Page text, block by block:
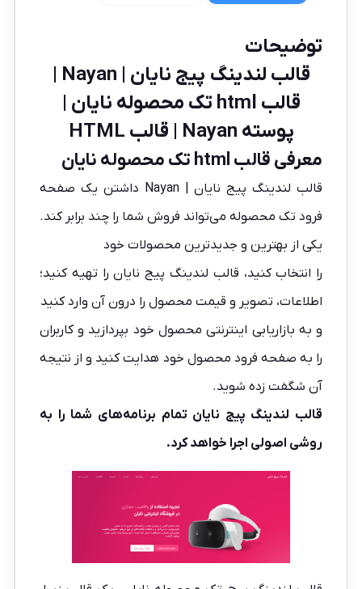
توضیحات
قالب لندینگ پیج نایان | Nayan |
قالب html تک محصوله نایان |
پوسته Nayan | قالب HTML
معرفی قالب html تک محصوله نایان
قالب لندینگ پیج نایان | Nayan داشتن یک صفحه
فرود تک محصوله می‌تواند فروش شما را چند برابر کند.
یکی از بهترین و جدیدترین محصولات خود
را انتخاب کنید، قالب لندینگ پیج نایان را تهیه کنید؛
اطلاعات، تصویر و قیمت محصول را درون آن وارد کنید
و به بازاریابی اینترنتی محصول خود بپردازید و کاربران
را به صفحه فرود محصول خود هدایت کنید و از نتیجه
آن شگفت زده شوید.
قالب لندینگ پیج نایان تمام برنامه‌های شما را به
روشی اصولی اجرا خواهد کرد.